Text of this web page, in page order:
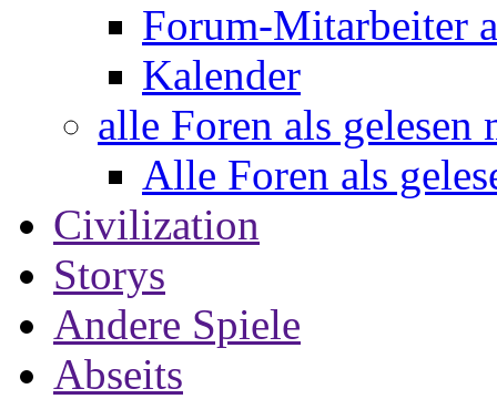
Forum-Mitarbeiter
Kalender
alle Foren als gelesen
Alle Foren als
Civilization
Storys
Andere Spiele
Abseits